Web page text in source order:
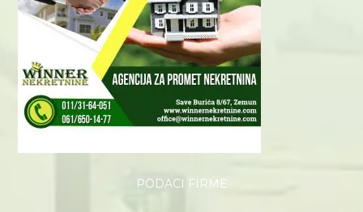
PODACI FIRME